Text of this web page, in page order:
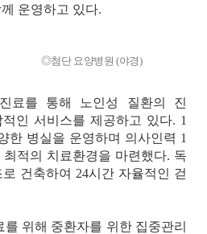
운영하고 있다.
병원 (야경)
료를 통해 노인성 질환의 진
인 서비스를 제공하고 있다. 1
한 병실을 운영하며 의사인력 1
최적의 치료환경을 마련했다. 독
건축하여 24시간 자율적인 걷
위해 중환자를 위한 집중관리